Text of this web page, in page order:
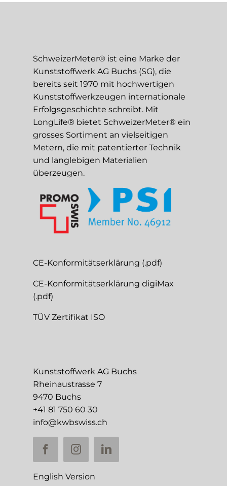
SchweizerMeter® ist eine Marke der
Kunststoffwerk AG Buchs (SG), die
bereits seit 1970 mit hochwertigen
Kunststoffwerkzeugen internationale
Erfolgsgeschichte schreibt. Mit
LongLife® bietet SchweizerMeter® ein
grosses Sortiment an vielseitigen
Metern, die mit patentierter Technik
und langlebigen Materialien
überzeugen.
CE-Konformitätserklärung (.pdf)
CE-Konformitätserklärung digiMax
(.pdf)
TÜV Zertifikat ISO
Kunststoffwerk AG Buchs
Rheinaustrasse 7
9470 Buchs
+41 81 750 60 30
info@kwbswiss.ch
English Version